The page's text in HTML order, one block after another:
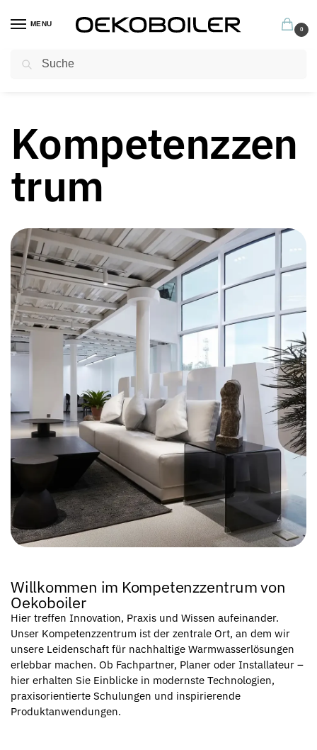
MENU
0
Profitieren Sie jetzt von unseren hervorragenden Garantiebedingungen
Kompetenzzen
trum
Willkommen im Kompetenzzentrum von
Oekoboiler
Hier treffen Innovation, Praxis und Wissen aufeinander.
Unser Kompetenzzentrum ist der zentrale Ort, an dem wir
unsere Leidenschaft für nachhaltige Warmwasserlösungen
erlebbar machen. Ob Fachpartner, Planer oder Installateur –
hier erhalten Sie Einblicke in modernste Technologien,
praxisorientierte Schulungen und inspirierende
Produktanwendungen.